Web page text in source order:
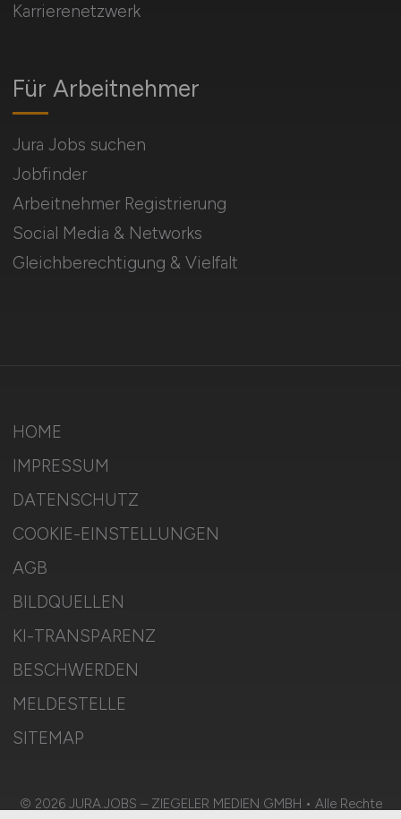
Für Arbeitnehmer
Jura Jobs suchen
Jobfinder
Arbeitnehmer Registrierung
Social Media & Networks
Gleichberechtigung & Vielfalt
Karrierenetzwerk
HOME
IMPRESSUM
DATENSCHUTZ
COOKIE-EINSTELLUNGEN
AGB
BILDQUELLEN
KI-TRANSPARENZ
BESCHWERDEN
MELDESTELLE
SITEMAP
© 2026 JURA.JOBS – ZIEGELER MEDIEN GMBH • Alle Rechte